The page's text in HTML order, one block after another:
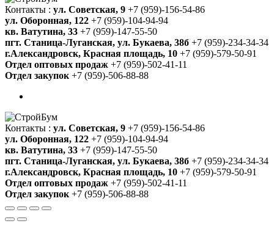
Контакты : ул. Советская, 9 +7 (959)-156-54-86
ул. Оборонная, 122 +7 (959)-104-94-94
кв. Ватутина, 33 +7 (959)-147-55-50
пгт. Станица-Луганская, ул. Букаева, 38б +7 (959)-234-34-34
г.Александровск, Красная площадь, 10 +7 (959)-579-50-91
Отдел оптовых продаж +7 (959)-502-41-11
Отдел закупок +7 (959)-506-88-88
Контакты : ул. Советская, 9 +7 (959)-156-54-86
ул. Оборонная, 122 +7 (959)-104-94-94
кв. Ватутина, 33 +7 (959)-147-55-50
пгт. Станица-Луганская, ул. Букаева, 38б +7 (959)-234-34-34
г.Александровск, Красная площадь, 10 +7 (959)-579-50-91
Отдел оптовых продаж +7 (959)-502-41-11
Отдел закупок +7 (959)-506-88-88